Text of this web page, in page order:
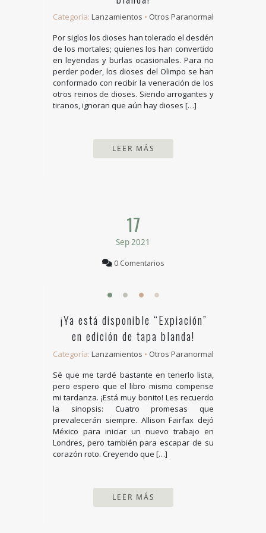
Categoría: Lanzamientos • Otros Paranormal
Por siglos los dioses han tolerado el desdén
de los mortales; quienes los han convertido
en leyendas y burlas ocasionales. Para no
perder poder, los dioses del Olimpo se han
conformado con recibir la veneración de los
otros reinos de dioses. Siendo arrogantes y
tiranos, ignoran que aún hay dioses […]
LEER MÁS
17
Sep 2021
0 Comentarios
¡Ya está disponible “Expiación”
en edición de tapa blanda!
Categoría: Lanzamientos • Otros Paranormal
Sé que me tardé bastante en tenerlo lista,
pero espero que el libro mismo compense
mi tardanza. ¡Está muy bonito! Les recuerdo
la sinopsis: Cuatro promesas que
prevalecerán siempre. Allison Fairfax dejó
México para iniciar un nuevo trabajo en
Londres, pero también para escapar de su
corazón roto. Creyendo que […]
LEER MÁS